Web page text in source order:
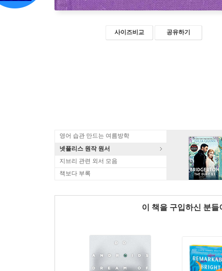
사이즈비교 공유하기
영어 습관 만드는 여름방학
넷플리스 원작 원서
지브리 관련 외서 모음
책보다 부록
이 책을 구입하신 분